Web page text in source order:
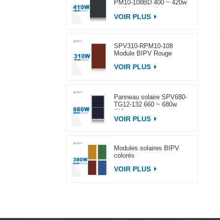
PM10-108BD 400 ~ 420w
VOIR PLUS
SPV310-RPM10-108
Module BIPV Rouge
VOIR PLUS
Panneau solaire SPV680-
TG12-132 660 ~ 680w
VOIR PLUS
Modules solaires BIPV
colorés
VOIR PLUS